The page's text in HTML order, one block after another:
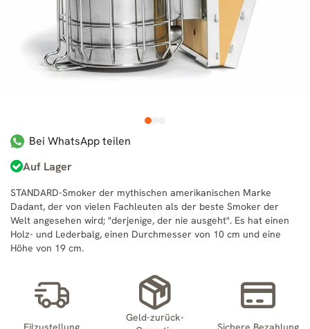
1
Bei WhatsApp teilen
Auf Lager
STANDARD-Smoker der mythischen amerikanischen Marke
Dadant, der von vielen Fachleuten als der beste Smoker der
Welt angesehen wird; "derjenige, der nie ausgeht". Es hat einen
Holz- und Lederbalg, einen Durchmesser von 10 cm und eine
Höhe von 19 cm.
Geld-zurück-